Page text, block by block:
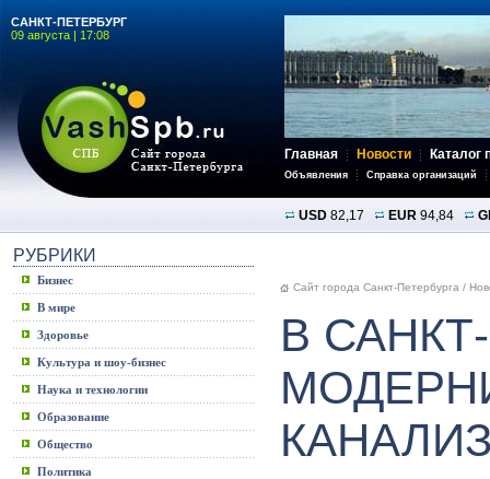
САНКТ-ПЕТЕРБУРГ
09 августа | 17:08
Главная Новости Каталог
Объявления Справка организаций
USD 82,17 EUR 94,84
РУБРИКИ
Бизнес
В мире
Здоровье
Культура и шоу-бизнес
Наука и технологии
Образование
Общество
Политика
Сайт города Санкт-Петербурга /
В